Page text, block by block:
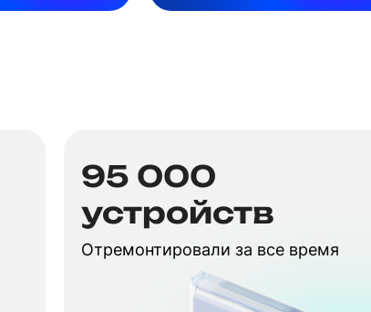
95 000
устройств
Отремонтировали за все время